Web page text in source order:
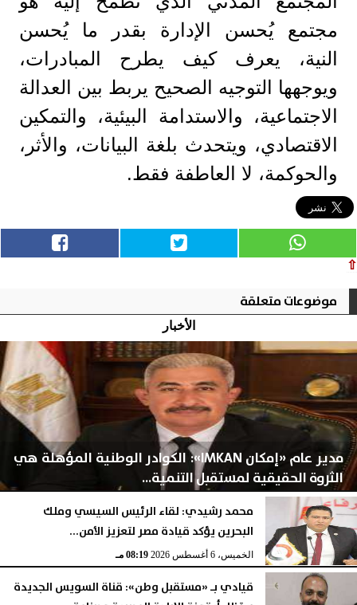
مجتمع يُحسن الإدارة بقدر ما يُحسن
النية، يعرف كيف يطرح المبادرات،
ويوجهها التوجيه الصحيح يربط بين العدالة
الاجتماعية، والاستدامة البيئية، والتمكين
الاقتصادي، ويتحدث بلغة البيانات، والأثر،
والحوكمة، لا العاطفة فقط.
⇧
موضوعات متعلقة
الأخبار
مدير عام «إمكان IMKAN»: الكوادر الوطنية المؤهلة هي
الثروة الحقيقية لمستقبل التنمية...
الخميس، 6 أغسطس 2026 08:28 مـ
محمد رشيدي: لقاء الرئيس السيسي وملك
البحرين يؤكد قيادة مصر لتعزيز الأمن...
الخميس، 6 أغسطس 2026 08:19 مـ
قيادي بـ «مستقبل وطن»: قناة السويس الجديدة